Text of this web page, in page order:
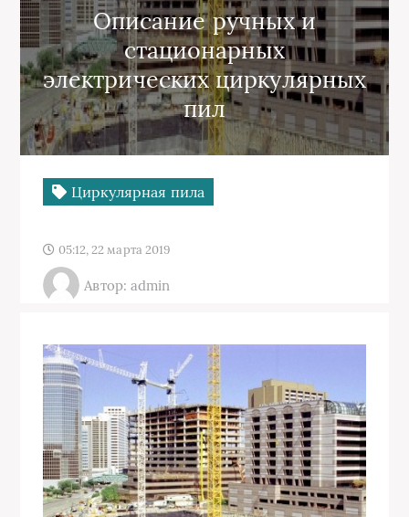
Описание ручных и
стационарных
электрических циркулярных
пил
Циркулярная пила
05:12, 22 марта 2019
Автор: admin